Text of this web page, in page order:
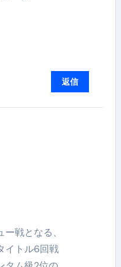
返信
戦となる、
イトル6回戦